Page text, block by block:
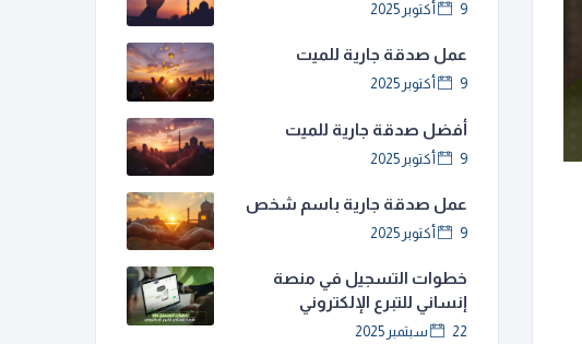
9 أكتوبر 2025
عمل صدقة جارية للميت
9 أكتوبر 2025
أفضل صدقة جارية للميت
9 أكتوبر 2025
عمل صدقة جارية باسم شخص
9 أكتوبر 2025
خطوات التسجيل في منصة
إنساني للتبرع الإلكتروني
22 سبتمبر 2025